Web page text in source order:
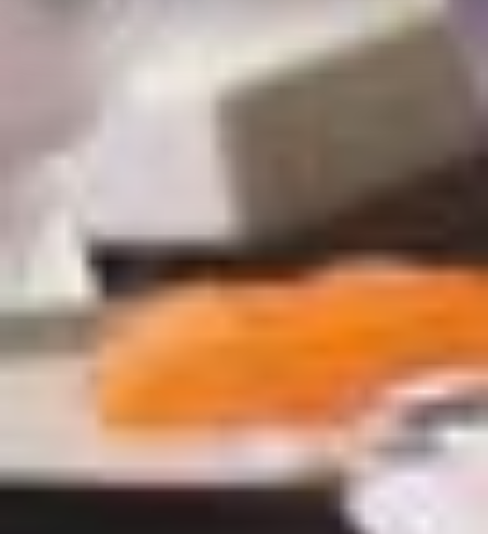
Hinweis auf Verarbeitung Ihrer auf dieser Webseite
erhobenen Daten in den USA durch Google:
auf "Gerne Alle annehmen" oder Präferenzen, Statistiken
unzureichendem Datenschutzniveau eingeschätzt. Es
besteht insbesondere das Risiko, dass Ihre Daten durch
US-Behörden, zu Kontroll- und zu
Rechtsbehelfsmöglichkeiten, verarbeitet werden können.
Wenn Sie auf "Auswahl manuell festlegen" klicken und
keine der optionalen Boxen (Präferenzen, Statistiken
oder Marketing ausgewählt haben, findet die vorgehend
beschriebene Übermittlung nicht statt. Weitere
Informationen erhalten Sie in unseren